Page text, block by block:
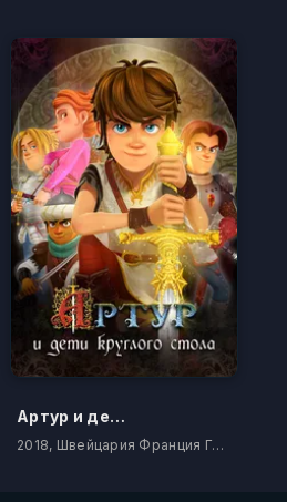
Артур и дети круглого стола
2018, Швейцария Франция Германия Италия Канада